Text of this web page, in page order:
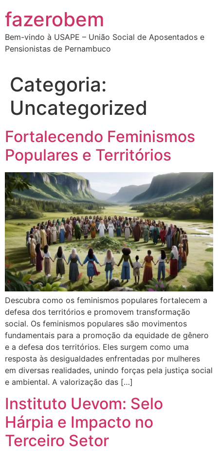
para
conteúdo
fazerobem
Bem-vindo à USAPE – União Social de Aposentados e
Pensionistas de Pernambuco
Categoria:
Uncategorized
Fortalecendo Feminismos
Populares e Territórios
Descubra como os feminismos populares fortalecem a
defesa dos territórios e promovem transformação
social. Os feminismos populares são movimentos
fundamentais para a promoção da equidade de gênero
e a defesa dos territórios. Eles surgem como uma
resposta às desigualdades enfrentadas por mulheres
em diversas realidades, unindo forças pela justiça social
e ambiental. A valorização das […]
Instituto Uevom: Selo
Hárpia e Impacto no
Terceiro Setor